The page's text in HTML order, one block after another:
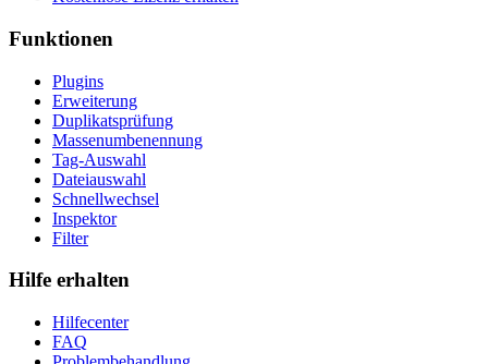
Funktionen
Plugins
Erweiterung
Duplikatsprüfung
Massenumbenennung
Tag-Auswahl
Dateiauswahl
Schnellwechsel
Inspektor
Filter
Hilfe erhalten
Hilfecenter
FAQ